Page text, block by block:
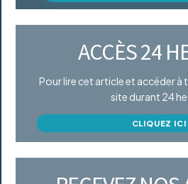
ACCÈS 24
Pour lire cet article et accéder à
site durant 24
CLIQUEZ ICI